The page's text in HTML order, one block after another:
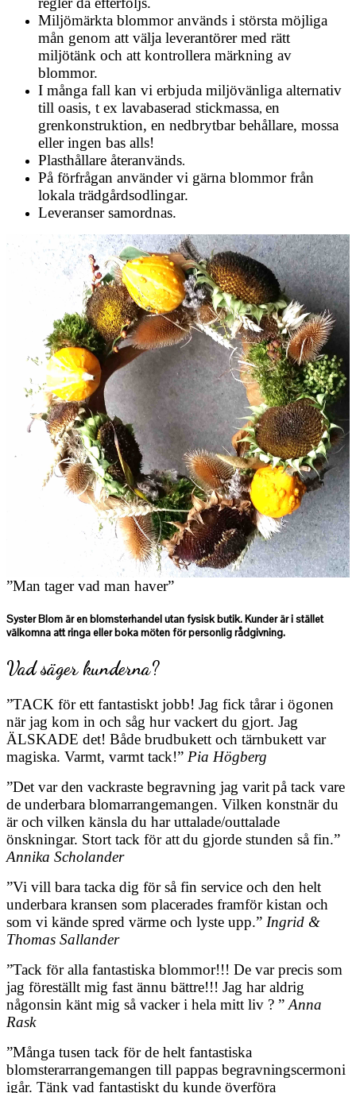
Miljömärkta blommor används i största möjliga
mån genom att välja leverantörer med rätt
miljötänk och att kontrollera märkning av
blommor.
I många fall kan vi erbjuda miljövänliga alternativ
till oasis, t ex lavabaserad stickmassa, en
grenkonstruktion, en nedbrytbar behållare, mossa
eller ingen bas alls!
Plasthållare återanvänds.
På förfrågan använder vi gärna blommor från
lokala trädgårdsodlingar.
Leveranser samordnas.
”Man tager vad man haver”
Syster Blom är en blomsterhandel utan fysisk butik. Kunder är i stället
välkomna att ringa eller boka möten för personlig rådgivning.
Vad säger kunderna?
”TACK för ett fantastiskt jobb! Jag fick tårar i ögonen
när jag kom in och såg hur vackert du gjort. Jag
ÄLSKADE det! Både brudbukett och tärnbukett var
magiska. Varmt, varmt tack!” Pia Högberg
”Det var den vackraste begravning jag varitpå tack vare
de underbara blomarrangemangen. Vilken konstnär du
är och vilken känsla du har uttalade/outtalade
önskningar. Stort tack för attdu gjorde stunden så fin.”
Annika Scholander
”Vi vill bara tacka dig för så fin service och den helt
underbara kransen som placerades framför kistan och
som vi kände spred värme och lyste upp.” Ingrid &
Thomas Sallander
”Tack för alla fantastiska blommor!!! De var precis som
jag föreställt mig fast ännu bättre!!! Jag har aldrig
någonsin känt mig så vacker i hela mitt liv ? ” Anna
Rask
”Många tusen tack för de helt fantastiska
blomsterarrangemangen till pappas begravningscermoni
igår. Tänk vad fantastiskt du kunde överföra